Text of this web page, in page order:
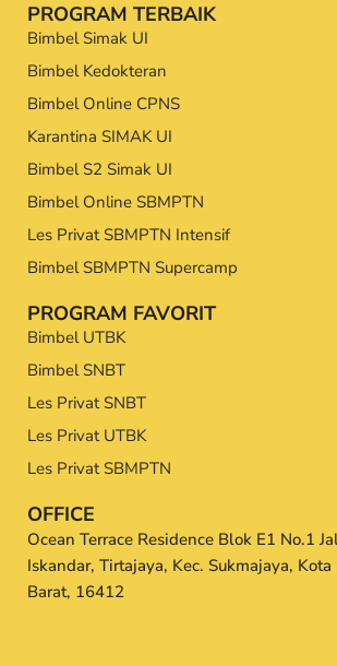
PROGRAM TERBAIK
Bimbel Simak UI
Bimbel Kedokteran
Bimbel Online CPNS
Karantina SIMAK UI
Bimbel S2 Simak UI
Bimbel Online SBMPTN
Les Privat SBMPTN Intensif
Bimbel SBMPTN Supercamp
PROGRAM FAVORIT
Bimbel UTBK
Bimbel SNBT
Les Privat SNBT
Les Privat UTBK
Les Privat SBMPTN
OFFICE
Ocean Terrace Residence Blok E1 No.1
Iskandar, Tirtajaya, Kec. Sukmajaya, Kota
Barat, 16412